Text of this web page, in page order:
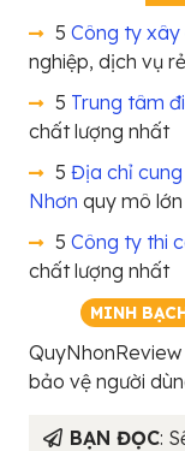
5 Công ty xây
nghiệp, dịch vụ rẻ
5 Trung tâm
chất lượng nhất
5 Địa chỉ cung
Nhơn quy mô
5 Công ty thi
chất lượng nhất
MINH
bảo vệ người
BẠN ĐỌC: